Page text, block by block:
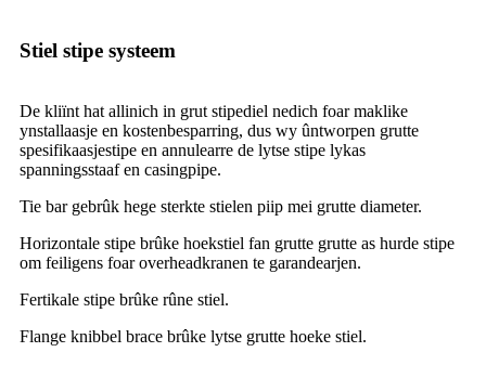
Stiel stipe systeem
De kliïnt hat allinich in grut stipediel nedich foar maklike
ynstallaasje en kostenbesparring, dus wy ûntworpen grutte
spesifikaasjestipe en annulearre de lytse stipe lykas
spanningsstaaf en casingpipe.
Tie bar gebrûk hege sterkte stielen piip mei grutte diameter.
Horizontale stipe brûke hoekstiel fan grutte grutte as hurde stipe
om feiligens foar overheadkranen te garandearjen.
Fertikale stipe brûke rûne stiel.
Flange knibbel brace brûke lytse grutte hoeke stiel.